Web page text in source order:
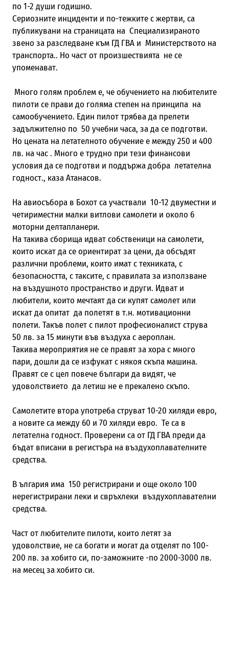
по 1-2 души годишно.
Сериозните инциденти и по-тежките с жертви, са
публикувани на страницата на Специализираното
звено за разследване към ГД ГВА и Министерството на
транспорта.. Но част от произшествията не се
упоменават.
Много голям проблем е, че обучението на любителите
пилоти се прави до голяма степен на принципа на
самообучението. Един пилот трябва да прелети
задължително по 50 учебни часа, за да се подготви.
Но цената на летателното обучение е между 250 и 400
лв. на час . Много е трудно при тези финансови
условия да се подготви и поддържа добра летателна
годност., каза Атанасов.
На авиосъбора в Бохот са участвали 10-12 двуместни и
четириместни малки витлови самолети и около 6
моторни делтапланери.
На такива сборища идват собственици на самолети,
които искат да се ориентират за цени, да обсъдят
различни проблеми, които имат с техниката, с
безопасността, с таксите, с правилата за използване
на въздушното пространство и други. Идват и
любители, които мечтаят да си купят самолет или
искат да опитат да полетят в т.н. мотивационни
полети. Такъв полет с пилот професионалист струва
50 лв. за 15 минути във въздуха с аероплан.
Такива мероприятия не се правят за хора с много
пари, дошли да се изфукат с някоя скъпа машина.
Правят се с цел повече българи да видят, че
удоволствието да летиш не е прекалено скъпо.
Самолетите втора употреба струват 10-20 хиляди евро,
а новите са между 60 и 70 хиляди евро. Те са в
летателна годност. Проверени са от ГД ГВА преди да
бъдат вписани в регистъра на въздухоплавателните
средства.
В ългария има 150 регистрирани и още около 100
нерегистрирани леки и свръхлеки въздухоплавателни
средства.
Част от любителите пилоти, които летят за
удоволствие, не са богати и могат да отделят по 100-
200 лв. за хобито си, по-заможните -по 2000-3000 лв.
на месец за хобито си.